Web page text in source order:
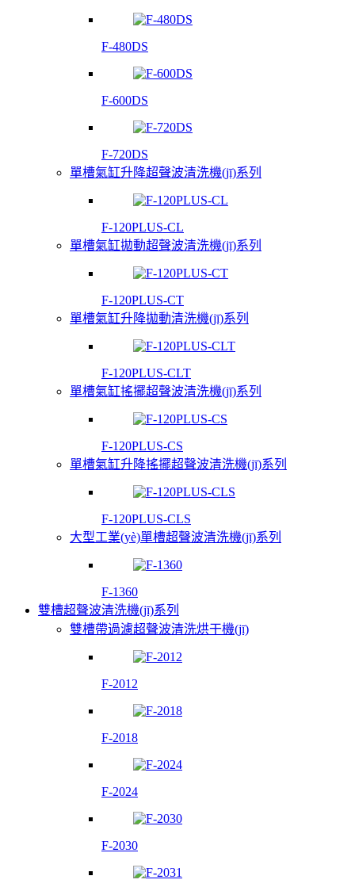
F-480DS
F-600DS
F-720DS
單槽氣缸升降超聲波清洗機(jī)系列
F-120PLUS-CL
單槽氣缸拋動超聲波清洗機(jī)系列
F-120PLUS-CT
單槽氣缸升降拋動清洗機(jī)系列
F-120PLUS-CLT
單槽氣缸搖擺超聲波清洗機(jī)系列
F-120PLUS-CS
單槽氣缸升降搖擺超聲波清洗機(jī)系列
F-120PLUS-CLS
大型工業(yè)單槽超聲波清洗機(jī)系列
F-1360
雙槽超聲波清洗機(jī)系列
雙槽帶過濾超聲波清洗烘干機(jī)
F-2012
F-2018
F-2024
F-2030